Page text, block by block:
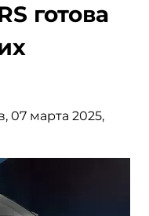
готова
, 07 марта 2025,